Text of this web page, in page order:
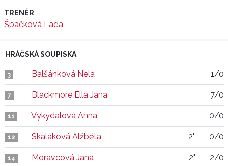
TRENÉR
Špačková Lada
HRÁČSKÁ SOUPISKA
3 Balšánková Nela 1/0
7 Blackmore Ella Jana 7/0
11 Vykydalová Anna 0/0
12 Skaláková Alžběta 2" 0/0
14 Moravcová Jana 2" 2/0